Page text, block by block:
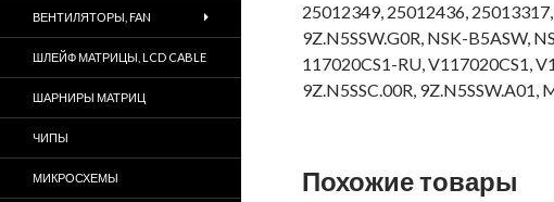
25012349, 25012436,
9Z.N5SSW.G0R, NSK-B5ASW,
117020CS1-RU, V117020CS1,
9Z.N5SSC.00R, 9Z.N5SSW.A01,
Похожие товары
ВЕНТИЛЯТОРЫ, FAN
ШЛЕЙФ МАТРИЦЫ, LCD CABLE
ШАРНИРЫ МАТРИЦ
ЧИПЫ
МИКРОСХЕМЫ